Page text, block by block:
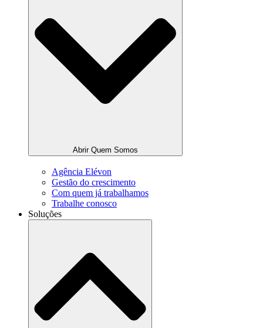
Abrir Quem Somos
Agência Elévon
Gestão do crescimento
Com quem já trabalhamos
Trabalhe conosco
Soluções